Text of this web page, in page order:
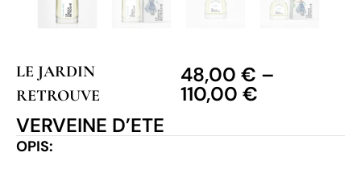
LE JARDIN
RETROUVE
VERVEINE D’ETE
48,00 € –
110,00 €
OPIS: